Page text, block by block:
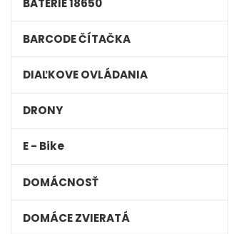
BARCODE ČÍTAČKA
DIAĽKOVE OVLÁDANIA
DRONY
E - Bike
DOMÁCNOSŤ
DOMÁCE ZVIERATÁ